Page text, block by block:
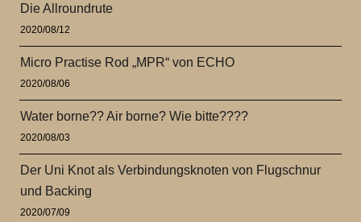
Die Allroundrute
2020/08/12
Micro Practise Rod „MPR“ von ECHO
2020/08/06
Water borne?? Air borne? Wie bitte????
2020/08/03
Der Uni Knot als Verbindungsknoten von Flugschnur
und Backing
2020/07/09